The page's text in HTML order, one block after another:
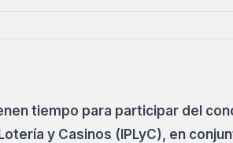
tiempo para participar del
y Casinos (IPLyC), en